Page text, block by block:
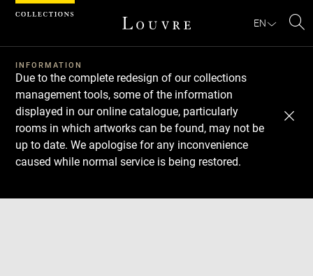
EN
INFORMATION
Due to the complete redesign of our collections
management tools, some of the information
displayed in our online catalogue, particularly
rooms in which artworks can be found, may not be
up to date. We apologise for any inconvenience
caused while normal service is being restored.
Download
Next
Previous
Cookies management panel